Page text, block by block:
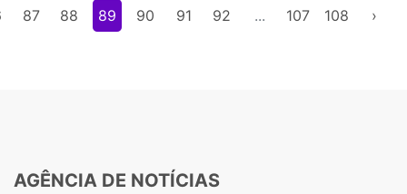
87 88 89 90 91 92 ... 107 108 ›
AGÊNCIA DE NOTÍCIAS